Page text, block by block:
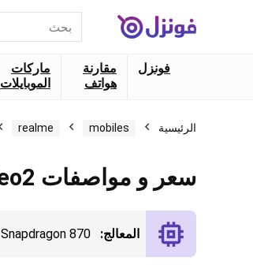
عن:
فونزل
مقارنة
هواتف
ماركات
الموبايلات
الرئيسية mobiles
realme
سعر و مواصفات Realme GT Neo2
المعالج: Snapdragon 870